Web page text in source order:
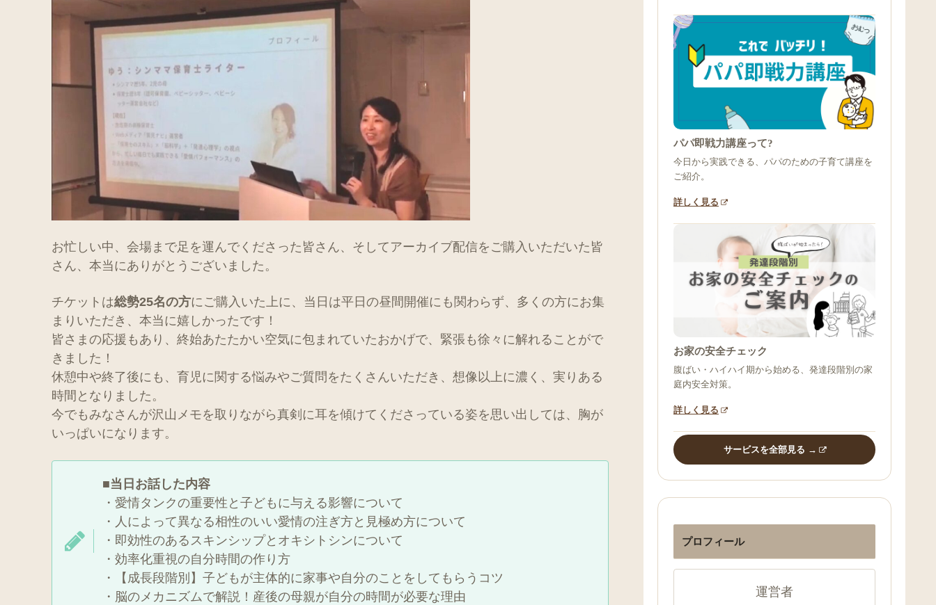
お忙しい中、会場まで足を運んでくださった皆さん、そしてアーカイブ配信をご購入いただいた皆
さん、本当にありがとうございました。
チケットは総勢25名の方にご購入いた上に、当日は平日の昼間開催にも関わらず、多くの方にお集
まりいただき、本当に嬉しかったです！
皆さまの応援もあり、終始あたたかい空気に包まれていたおかげで、緊張も徐々に解れることがで
きました！
休憩中や終了後にも、育児に関する悩みやご質問をたくさんいただき、想像以上に濃く、実りある
時間となりました。
今でもみなさんが沢山メモを取りながら真剣に耳を傾けてくださっている姿を思い出しては、胸が
いっぱいになります。
■当日お話した内容
・愛情タンクの重要性と子どもに与える影響について
・人によって異なる相性のいい愛情の注ぎ方と見極め方について ︎︎︎
・即効性のあるスキンシップとオキシトシンについて
・効率化重視の自分時間の作り方
・【成長段階別】子どもが主体的に家事や自分のことをしてもらうコツ
・脳のメカニズムで解説！産後の母親が自分の時間が必要な理由
パパ即戦力講座って?
今日から実践できる、パパのための子育て講座を
ご紹介。
詳しく見る
お家の安全チェック
腹ばい・ハイハイ期から始める、発達段階別の家
庭内安全対策。
詳しく見る
サービスを全部見る →
プロフィール
運営者